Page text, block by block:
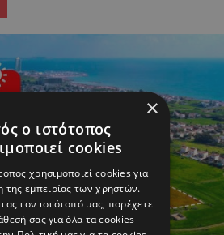
×
ο ιστότοπος
cookies
χρησιμοποιεί cookies για
της εμπειρίας των χρηστών.
τον ιστότοπό μας, παρέχετε
σας για όλα τα cookies